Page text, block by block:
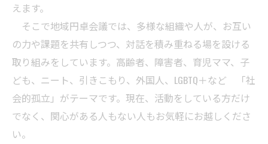
えます。
そこで地域円卓会議では、多様な組織や人が、お互い
の力や課題を共有しつつ、対話を積み重ねる場を設ける
取り組みをしています。高齢者、障害者、育児ママ、子
ども、ニート、引きこもり、外国人、LGBTQ＋など 「社
会的孤立」がテーマです。現在、活動をしている方だけ
でなく、関心がある人もない人もお気軽にお越しくださ
い。